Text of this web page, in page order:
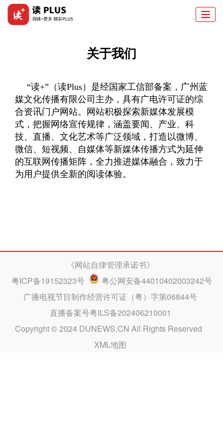
关于我们
“读+”（读Plus） 是经国家工信部备案，广州蓝
媒文化传播有限公司主办，具有广电许可证的综
合资讯门户网站。网站积极探索新媒体发展模
式，把握网络宣传规律，涵盖要闻、产业、科
技、直播、文化艺术等广泛领域，打造以微博、
微信、短视频、自媒体等新媒体传播方式为延伸
的互联网传播矩阵，全力推进媒体融合，致力于
为用户提供全新的阅读体验。
《网站自律管理承诺书》
粤ICP备19152323号
粤公网安备44010402003242号
广播电视节目制作经营许可证（粤）字第06844号
直播备案号粤ILS备202406210001
Copyright © 2024 DUNEWS.CN All Rights Reserved
XML地图